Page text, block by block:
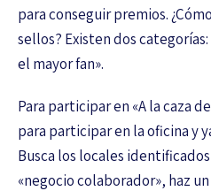
para conseguir premios.
sellos? Existen dos categorías:
el mayor fan».
Para participar en «A la caza
para participar en la oficina y
Busca los locales
«negocio colaborador», haz